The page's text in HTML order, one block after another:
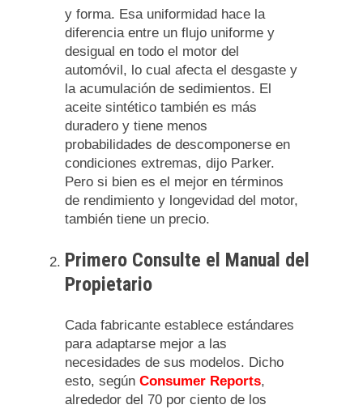
y forma. Esa uniformidad hace la
diferencia entre un flujo uniforme y
desigual en todo el motor del
automóvil, lo cual afecta el desgaste y
la acumulación de sedimientos. El
aceite sintético también es más
duradero y tiene menos
probabilidades de descomponerse en
condiciones extremas, dijo Parker.
Pero si bien es el mejor en términos
de rendimiento y longevidad del motor,
también tiene un precio.
Primero Consulte el Manual del
Propietario
Cada fabricante establece estándares
para adaptarse mejor a las
necesidades de sus modelos. Dicho
esto, según Consumer Reports,
alrededor del 70 por ciento de los